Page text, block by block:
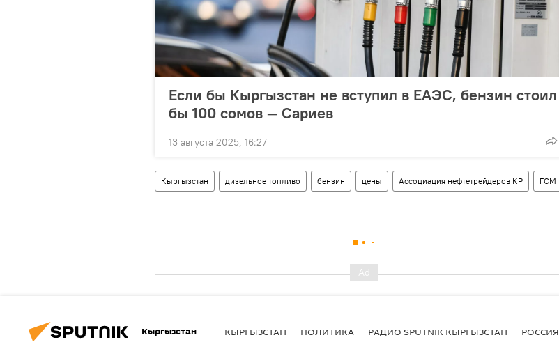
Если бы Кыргызстан не вступил в ЕАЭС, бензин стоил
бы 100 сомов — Сариев
13 августа 2025, 16:27
Кыргызстан дизельное топливо бензин цены Ассоциация нефтетрейдеров КР ГСМ
Кыргызстан КЫРГЫЗСТАН ПОЛИТИКА РАДИО SPUTNIK КЫРГЫЗСТАН РОССИЯ